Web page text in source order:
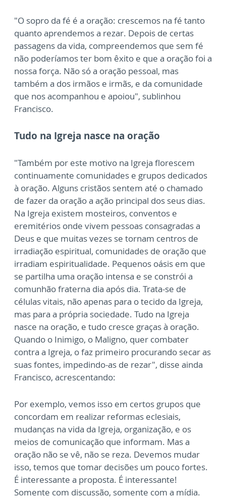
"O sopro da fé é a oração: crescemos na fé tanto
quanto aprendemos a rezar. Depois de certas
passagens da vida, compreendemos que sem fé
não poderíamos ter bom êxito e que a oração foi a
nossa força. Não só a oração pessoal, mas
também a dos irmãos e irmãs, e da comunidade
que nos acompanhou e apoiou", sublinhou
Francisco.
Tudo na Igreja nasce na oração
"Também por este motivo na Igreja florescem
continuamente comunidades e grupos dedicados
à oração. Alguns cristãos sentem até o chamado
de fazer da oração a ação principal dos seus dias.
Na Igreja existem mosteiros, conventos e
eremitérios onde vivem pessoas consagradas a
Deus e que muitas vezes se tornam centros de
irradiação espiritual, comunidades de oração que
irradiam espiritualidade. Pequenos oásis em que
se partilha uma oração intensa e se constrói a
comunhão fraterna dia após dia. Trata-se de
células vitais, não apenas para o tecido da Igreja,
mas para a própria sociedade. Tudo na Igreja
nasce na oração, e tudo cresce graças à oração.
Quando o Inimigo, o Maligno, quer combater
contra a Igreja, o faz primeiro procurando secar as
suas fontes, impedindo-as de rezar", disse ainda
Francisco, acrescentando:
Por exemplo, vemos isso em certos grupos que
concordam em realizar reformas eclesiais,
mudanças na vida da Igreja, organização, e os
meios de comunicação que informam. Mas a
oração não se vê, não se reza. Devemos mudar
isso, temos que tomar decisões um pouco fortes.
É interessante a proposta. É interessante!
Somente com discussão, somente com a mídia.